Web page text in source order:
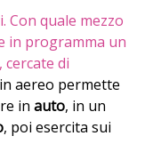
Con quale mezzo
in programma un
di
aereo permette
inauto, in un
, poi esercita sui